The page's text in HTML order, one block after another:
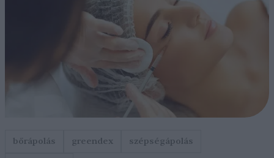
bőrápolás greendex
szépségápolás